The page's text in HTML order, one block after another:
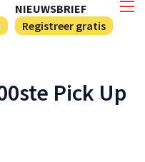
NIEUWSBRIEF
Registreer gratis
Pick Up